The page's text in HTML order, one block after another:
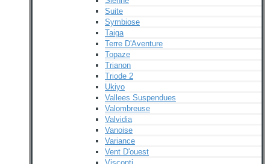
Suite
Symbiose
Taiga
Terre D'Aventure
Topaze
Trianon
Triode 2
Ukiyo
Vallees Suspendues
Valombreuse
Valvidia
Vanoise
Variance
Vent D'ouest